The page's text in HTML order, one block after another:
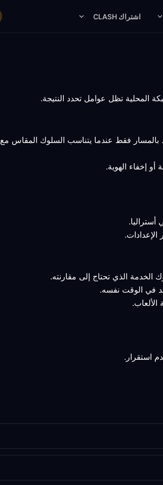
اشتراك CLASH
بالمسار فقط عندما يتناسب السلوك المقاس مع
إخفاء الهوية.
الخدمة الذي تحتاج إلى مقارنته.
في الوقت نفسه.
استقرار.